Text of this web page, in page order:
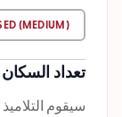
(MEDIUM)
تعداد
سيقوم